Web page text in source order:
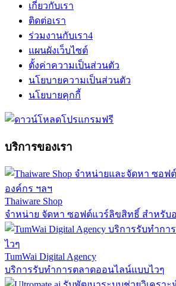
เกี่ยวกับเรา
ติดต่อเรา
ร่วมงานกับเรา4
แผนผังเว็บไซต์
ตั้งค่าความเป็นส่วนตัว
นโยบายความเป็นส่วนตัว
นโยบายคุกกี้
บริการของเรา
Thaiware Shop
จำหน่าย จัดหา ซอฟต์แวร์ลิขสิทธิ์ สำหรับ
TumWai Digital Agency
บริการรับทำการตลาดออนไลน์แบบไวๆ